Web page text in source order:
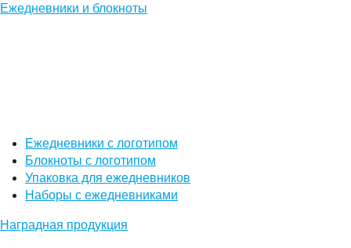
Ежедневники и блокноты
Ежедневники с логотипом
Блокноты с логотипом
Упаковка для ежедневников
Наборы с ежедневниками
Наградная продукция